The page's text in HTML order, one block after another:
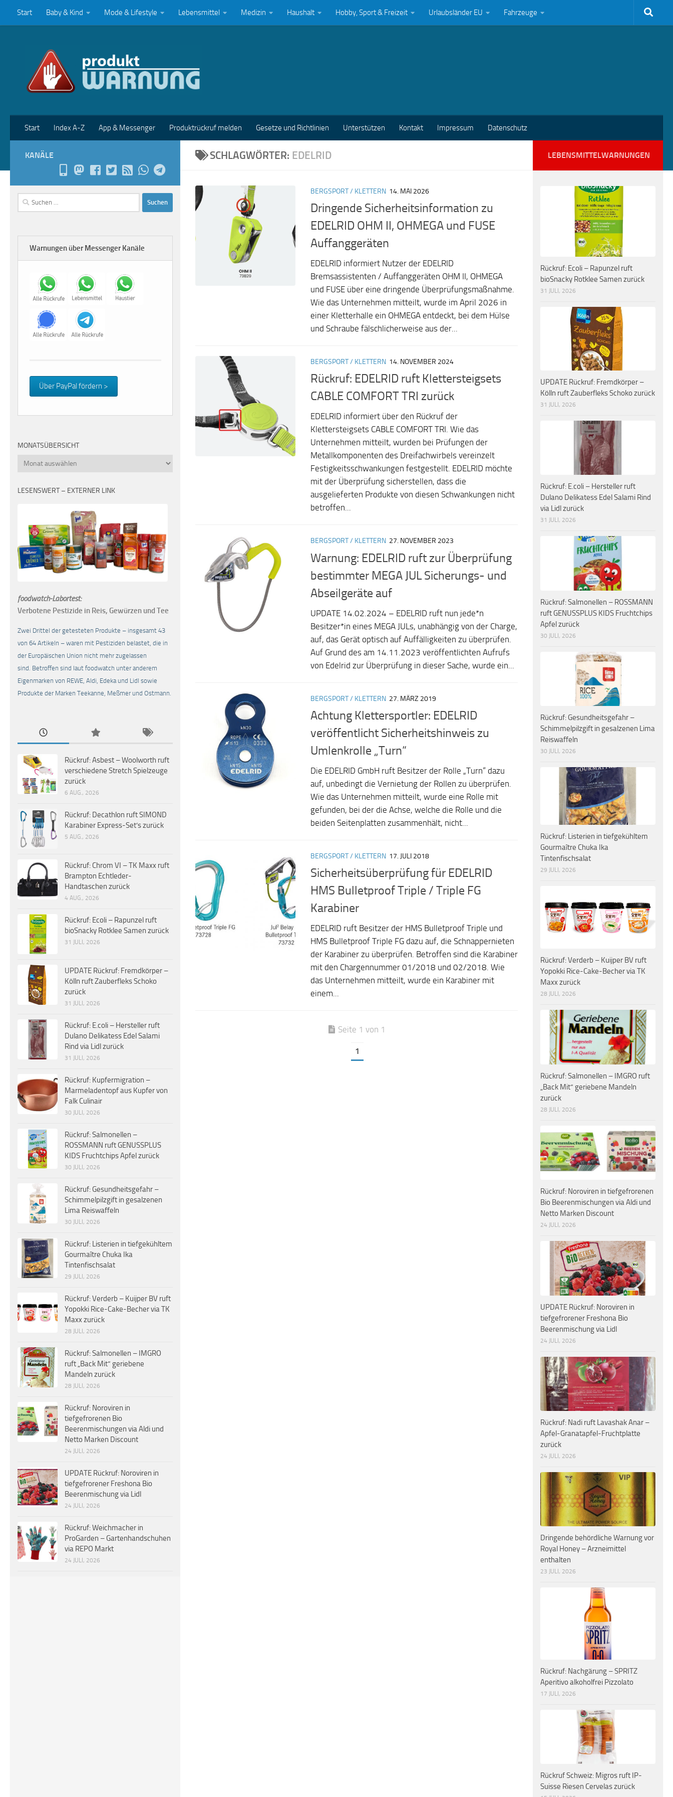
Zum Inhalt springen
Start Baby & Kind Mode & Lifestyle Lebensmittel Medizin Haushalt Hobby, Sport & Freizeit Urlaubsländer EU Fahrzeuge
Start Index A-Z App & Messenger Produktrückruf melden Gesetze und Richtlinien Unterstützen Kontakt Impressum Datenschutz
SCHLAGWÖRTER: EDELRID
BERGSPORT / KLETTERN 14. MAI 2026
Dringende Sicherheitsinformation zu
EDELRID OHM II, OHMEGA und FUSE
Auffanggeräten
EDELRID informiert Nutzer der EDELRID
Bremsassistenten / Auffanggeräten OHM II, OHMEGA
und FUSE über eine dringende Überprüfungsmaßnahme.
Wie das Unternehmen mitteilt, wurde im April 2026 in
einer Kletterhalle ein OHMEGA entdeckt, bei dem Hülse
und Schraube fälschlicherweise aus der...
BERGSPORT / KLETTERN 14. NOVEMBER 2024
Rückruf: EDELRID ruft Klettersteigsets
CABLE COMFORT TRI zurück
EDELRID informiert über den Rückruf der
Klettersteigsets CABLE COMFORT TRI. Wie das
Unternehmen mitteilt, wurden bei Prüfungen der
Metallkomponenten des Dreifachwirbels vereinzelt
Festigkeitsschwankungen festgestellt. EDELRID möchte
mit der Überprüfung sicherstellen, dass die
ausgelieferten Produkte von diesen Schwankungen nicht
betroffen...
BERGSPORT / KLETTERN 27. NOVEMBER 2023
Warnung: EDELRID ruft zur Überprüfung
bestimmter MEGA JUL Sicherungs- und
Abseilgeräte auf
UPDATE 14.02.2024 – EDELRID ruft nun jede*n
Besitzer*in eines MEGA JULs, unabhängig von der Charge,
auf, das Gerät optisch auf Auffälligkeiten zu überprüfen.
Auf Grund des am 14.11.2023 veröffentlichten Aufrufs
von Edelrid zur Überprüfung in dieser Sache, wurde ein...
BERGSPORT / KLETTERN 27. MÄRZ 2019
Achtung Klettersportler: EDELRID
veröffentlicht Sicherheitshinweis zu
Umlenkrolle „Turn“
Die EDELRID GmbH ruft Besitzer der Rolle „Turn“ dazu
auf, unbedingt die Vernietung der Rollen zu überprüfen.
Wie das Unternehmen mitteilt, wurde eine Rolle mit
gefunden, bei der die Achse, welche die Rolle und die
beiden Seitenplatten zusammenhält, nicht...
BERGSPORT / KLETTERN 17. JULI 2018
Sicherheitsüberprüfung für EDELRID
HMS Bulletproof Triple / Triple FG
Karabiner
EDELRID ruft Besitzer der HMS Bulletproof Triple und
HMS Bulletproof Triple FG dazu auf, die Schnappernieten
der Karabiner zu überprüfen. Betroffen sind die Karabiner
mit den Chargennummer 01/2018 und 02/2018. Wie
das Unternehmen mitteilt, wurde ein Karabiner mit
einem...
Seite 1 von 1
1
KANÄLE
Suchen
nach:
Warnungen über Messenger Kanäle
Über PayPal fördern >
MONATSÜBERSICHT
Monatsübersicht
LESENSWERT – EXTERNER LINK
foodwatch-Labortest:
Verbotene Pestizide in Reis, Gewürzen und Tee
Zwei Drittel der getesteten Produkte – insgesamt 43
von 64 Artikeln – waren mit Pestiziden belastet, die in
der Europäischen Union nicht mehr zugelassen
sind. Betroffen sind laut foodwatch unter anderem
Eigenmarken von REWE, Aldi, Edeka und Lidl sowie
Produkte der Marken Teekanne, Meßmer und Ostmann.
Rückruf: Asbest – Woolworth ruft
verschiedene Stretch Spielzeuge
zurück
6 AUG., 2026
Rückruf: Decathlon ruft SIMOND
Karabiner Express-Set’s zurück
5 AUG., 2026
Rückruf: Chrom VI – TK Maxx ruft
Brampton Echtleder-
Handtaschen zurück
4 AUG., 2026
Rückruf: Ecoli – Rapunzel ruft
bioSnacky Rotklee Samen zurück
31 JULI, 2026
UPDATE Rückruf: Fremdkörper –
Kölln ruft Zauberfleks Schoko
zurück
31 JULI, 2026
Rückruf: E.coli – Hersteller ruft
Dulano Delikatess Edel Salami
Rind via Lidl zurück
31 JULI, 2026
Rückruf: Kupfermigration –
Marmeladentopf aus Kupfer von
Falk Culinair
30 JULI, 2026
Rückruf: Salmonellen –
ROSSMANN ruft GENUSSPLUS
KIDS Fruchtchips Apfel zurück
30 JULI, 2026
Rückruf: Gesundheitsgefahr –
Schimmelpilzgift in gesalzenen
Lima Reiswaffeln
30 JULI, 2026
Rückruf: Listerien in tiefgekühltem
Gourmaître Chuka Ika
Tintenfischsalat
29 JULI, 2026
Rückruf: Verderb – Kuijper BV ruft
Yopokki Rice-Cake-Becher via TK
Maxx zurück
28 JULI, 2026
Rückruf: Salmonellen – IMGRO
ruft „Back Mit“ geriebene
Mandeln zurück
28 JULI, 2026
Rückruf: Noroviren in
tiefgefrorenen Bio
Beerenmischungen via Aldi und
Netto Marken Discount
24 JULI, 2026
UPDATE Rückruf: Noroviren in
tiefgefrorener Freshona Bio
Beerenmischung via Lidl
24 JULI, 2026
Rückruf: Weichmacher in
ProGarden – Gartenhandschuhen
via REPO Markt
24 JULI, 2026
LEBENSMITTELWARNUNGEN
Rückruf: Ecoli – Rapunzel ruft
bioSnacky Rotklee Samen zurück
31 JULI, 2026
UPDATE Rückruf: Fremdkörper –
Kölln ruft Zauberfleks Schoko zurück
31 JULI, 2026
Rückruf: E.coli – Hersteller ruft
Dulano Delikatess Edel Salami Rind
via Lidl zurück
31 JULI, 2026
Rückruf: Salmonellen – ROSSMANN
ruft GENUSSPLUS KIDS Fruchtchips
Apfel zurück
30 JULI, 2026
Rückruf: Gesundheitsgefahr –
Schimmelpilzgift in gesalzenen Lima
Reiswaffeln
30 JULI, 2026
Rückruf: Listerien in tiefgekühltem
Gourmaître Chuka Ika
Tintenfischsalat
29 JULI, 2026
Rückruf: Verderb – Kuijper BV ruft
Yopokki Rice-Cake-Becher via TK
Maxx zurück
28 JULI, 2026
Rückruf: Salmonellen – IMGRO ruft
„Back Mit“ geriebene Mandeln
zurück
28 JULI, 2026
Rückruf: Noroviren in tiefgefrorenen
Bio Beerenmischungen via Aldi und
Netto Marken Discount
24 JULI, 2026
UPDATE Rückruf: Noroviren in
tiefgefrorener Freshona Bio
Beerenmischung via Lidl
24 JULI, 2026
Rückruf: Nadi ruft Lavashak Anar –
Apfel-Granatapfel-Fruchtplatte
zurück
24 JULI, 2026
Dringende behördliche Warnung vor
Royal Honey – Arzneimittel
enthalten
23 JULI, 2026
Rückruf: Nachgärung – SPRITZ
Aperitivo alkoholfrei Pizzolato
17 JULI, 2026
Rückruf Schweiz: Migros ruft IP-
Suisse Riesen Cervelas zurück